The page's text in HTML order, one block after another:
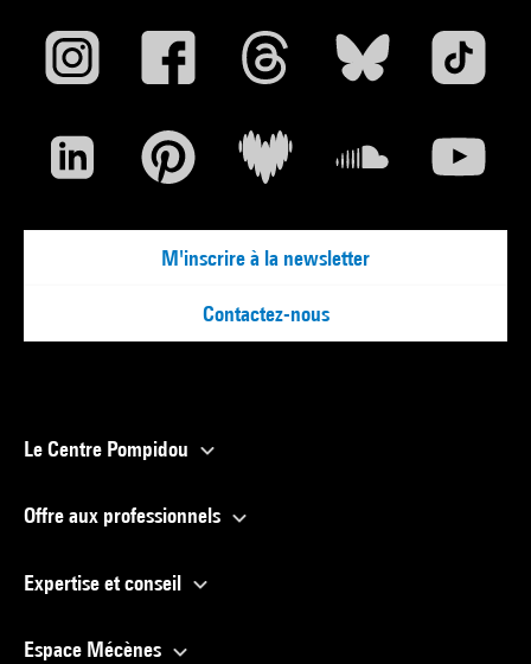
M'inscrire à la newsletter
Contactez-nous
Le Centre Pompidou
Offre aux professionnels
Expertise et conseil
Espace Mécènes